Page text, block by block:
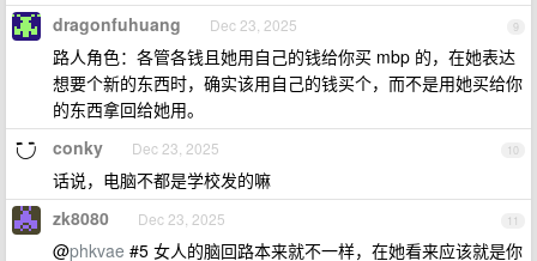
9
dragonfuhuang Dec 23, 2025
路人角色：各管各钱且她用自己的钱给你买 mbp 的，在她表达
想要个新的东西时，确实该用自己的钱买个，而不是用她买给你
的东西拿回给她用。
10
conky Dec 23, 2025
话说，电脑不都是学校发的嘛
11
zk8080 Dec 23, 2025
@phkvae #5 女人的脑回路本来就不一样，在她看来应该就是你